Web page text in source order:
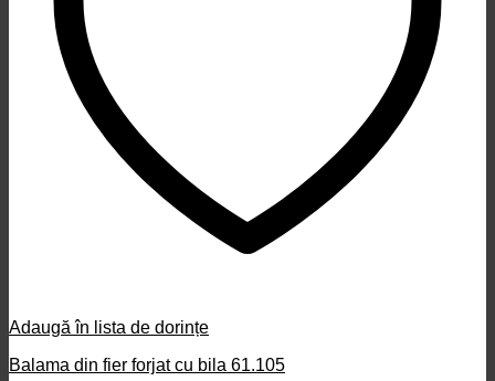
Adaugă în lista de dorințe
Balama din fier forjat cu bila 61.105